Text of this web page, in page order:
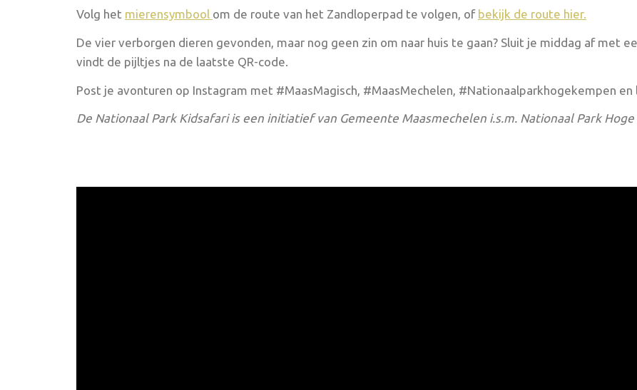
Volg het mierensymbool om de route van het Zandloperpad te volgen, of bekijk de route hier.
De vier verborgen dieren gevonden, maar nog geen zin om naar huis te gaan? Sluit je middag af met
vindt de pijltjes na de laatste QR-code.
Post je avonturen op Instagram met #MaasMagisch, #MaasMechelen, #Nationaalparkhogekempen
De Nationaal Park Kidsafari is een initiatief van Gemeente Maasmechelen i.s.m. Nationaal Park